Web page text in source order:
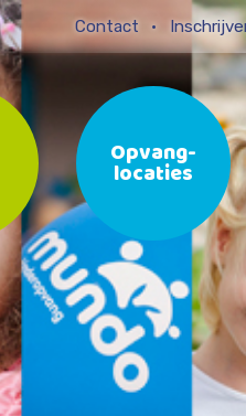
Contact
Opvang-
locaties